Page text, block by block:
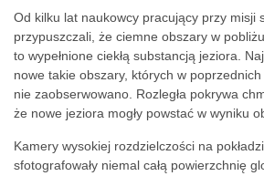
Od kilku lat naukowcy pracujący przy misji
przypuszczali, że ciemne obszary w
to wypełnione ciekłą substancją jeziora.
nowe takie obszary, których w poprzednich
nie zaobserwowano. Rozległa pokrywa
że nowe jeziora mogły powstać w wyniku
Kamery wysokiej rozdzielczości na
sfotografowały niemal całą powierzchnię